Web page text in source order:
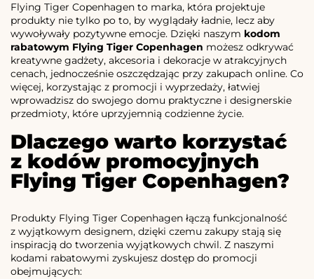
Flying Tiger Copenhagen to marka, która projektuje
produkty nie tylko po to, by wyglądały ładnie, lecz aby
wywoływały pozytywne emocje. Dzięki naszym kodom
rabatowym Flying Tiger Copenhagen możesz odkrywać
kreatywne gadżety, akcesoria i dekoracje w atrakcyjnych
cenach, jednocześnie oszczędzając przy zakupach online. Co
więcej, korzystając z promocji i wyprzedaży, łatwiej
wprowadzisz do swojego domu praktyczne i designerskie
przedmioty, które uprzyjemnią codzienne życie.
Dlaczego warto korzystać
z kodów promocyjnych
Flying Tiger Copenhagen?
Produkty Flying Tiger Copenhagen łączą funkcjonalność
z wyjątkowym designem, dzięki czemu zakupy stają się
inspiracją do tworzenia wyjątkowych chwil. Z naszymi
kodami rabatowymi zyskujesz dostęp do promocji
obejmujących: